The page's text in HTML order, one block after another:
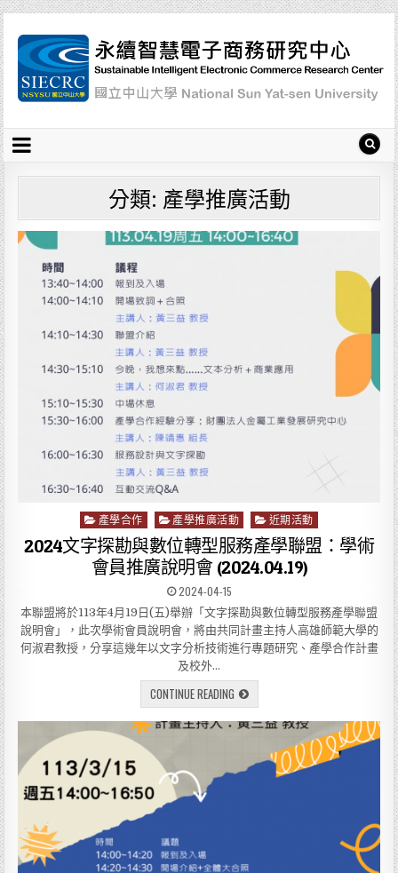
分類: 產學推廣活動
P
o
s
d
i
n
產學合作 產學推廣活動 近期活動
2024文字探勘與數位轉型服務產學聯盟：學術
會員推廣說明會 (2024.04.19)
2024-04-15
本聯盟將於113年4月19日(五)舉辦「文字探勘與數位轉型服務產學聯盟
說明會」，此次學術會員說明會，將由共同計畫主持人高雄師範大學的
何淑君教授，分享這幾年以文字分析技術進行專題研究、產學合作計畫
及校外…
CONTINUE READING